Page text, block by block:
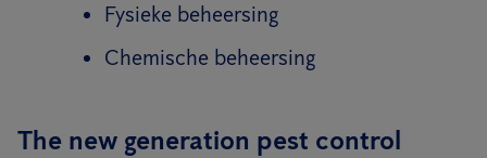
Fysieke beheersing
Chemische beheersing
The new generation pest control